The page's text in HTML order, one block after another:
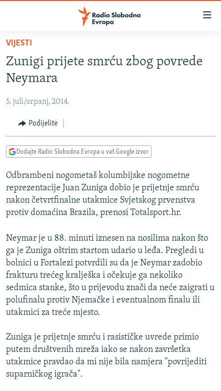
Pređite
glavni
sadržaj
Pređite
na
navigaciju
Pređite
na
BOSNA I HERCEGOVINA
SRBIJA
KOSOVO
CRNA GORA
VIDEO
FOTOGALERIJE
INFOGRAFIKE
PODCASTI
RAT U UKRAJINI
KINA NA BALKANU
RSE PRIČE IZ SVIJETA
DNEVNO@RSE
SPECIJALI RSE
VIŠE OD NASLOVA
GENOCID U SREBRENICI
POPLAVE I KLIZIŠTA U BIH 2024.
TV LIBERTY
POST SCRIPTUM
MOJA EVROPA
PRATITE NAS
Sve RFE/RL stranice
VIJESTI
Zunigi prijete smrću zbog povrede
Neymara
5. juli/srpanj, 2014.
Podijelite
Dodajte Radio Slobodna Evropa u vaš Google izvor
Odbrambeni nogometaš kolumbijske nogometne
reprezentacije Juan Zuniga dobio je prijetnje smrću
nakon četvrtfinalne utakmice Svjetskog prvenstva
protiv domaćina Brazila, prenosi Totalsport.hr.
Neymar je u 88. minuti iznesen na nosilima nakon što
ga je Zuniga oštrim startom udario u leđa. Pregledi u
bolnici u Fortalezi potvrdili su da je Neymar zadobio
frakturu trećeg kralješka i očekuje ga nekoliko
sedmica stanke, što u prijevodu znači da neće zaigrati u
polufinalu protiv Njemačke i eventualnom finalu ili
utakmici za treće mjesto.
Zuniga je prijetnje smrću i rasističke uvrede primio
putem društvenih mreža iako se nakon završetka
utakmice pravdao da mi nije bila namjera "povrijediti
suparničkog igrača".